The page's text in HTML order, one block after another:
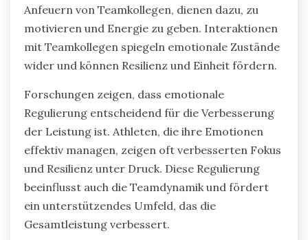
Anfeuern von Teamkollegen, dienen dazu, zu
motivieren und Energie zu geben. Interaktionen
mit Teamkollegen spiegeln emotionale Zustände
wider und können Resilienz und Einheit fördern.
Forschungen zeigen, dass emotionale
Regulierung entscheidend für die Verbesserung
der Leistung ist. Athleten, die ihre Emotionen
effektiv managen, zeigen oft verbesserten Fokus
und Resilienz unter Druck. Diese Regulierung
beeinflusst auch die Teamdynamik und fördert
ein unterstützendes Umfeld, das die
Gesamtleistung verbessert.